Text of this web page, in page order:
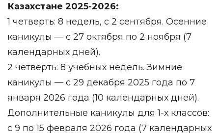
Казахстане 2025-2026:
1 четверть: 8 недель, с 2 сентября. Осенние
каникулы — с 27 октября по 2 ноября (7
календарных дней).
2 четверть: 8 учебных недель. Зимние
каникулы — с 29 декабря 2025 года по 7
января 2026 года (10 календарных дней).
Дополнительные каникулы для 1-х классов:
с 9 по 15 февраля 2026 года (7 календарных